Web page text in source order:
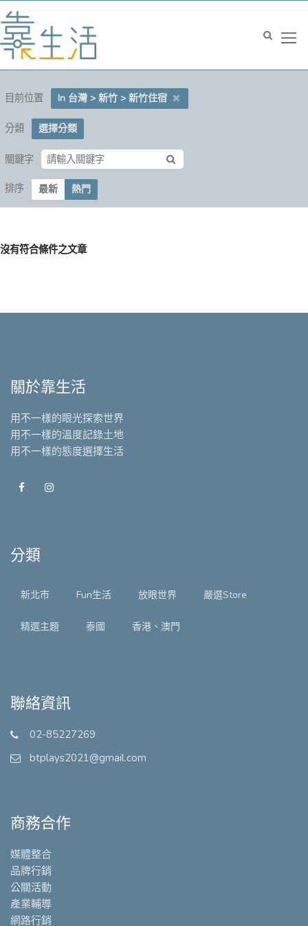
目前位置 In 台灣 > 新竹 > 新竹住宿
分類 選擇分類
關鍵字
排序 最新 熱門
沒有符合條件之文章
關於靠生活
用不一樣的眼光探索世界
用不一樣的溫度記錄土地
用不一樣的態度選擇生活
分類
新北市 Fun生活 放眼世界 嚴選Store
精選主題 泰國 香港、澳門
聯絡資訊
02-85227269
btplays2021@gmail.com
商務合作
媒體整合
品牌行銷
公關活動
產業輔導
網路行銷